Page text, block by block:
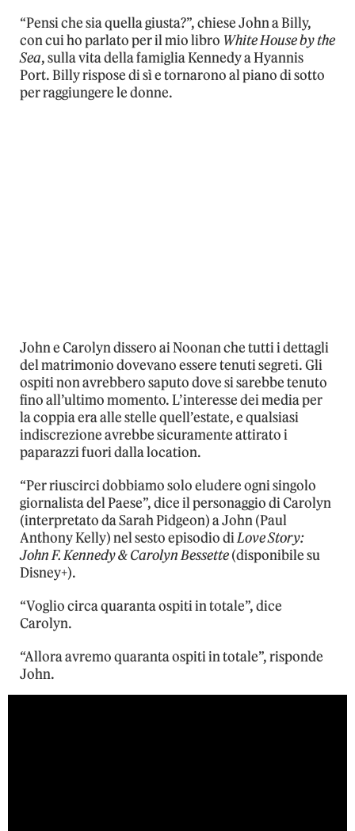
“Pensi che sia quella giusta?”, chiese John a Billy,
con cui ho parlato per il mio libro White House by the
Sea, sulla vita della famiglia Kennedy a Hyannis
Port. Billy rispose di sì e tornarono al piano di sotto
per raggiungere le donne.
John e Carolyn dissero ai Noonan che tutti i dettagli
del matrimonio dovevano essere tenuti segreti. Gli
ospiti non avrebbero saputo dove si sarebbe tenuto
fino all’ultimo momento. L’interesse dei media per
la coppia era alle stelle quell’estate, e qualsiasi
indiscrezione avrebbe sicuramente attirato i
paparazzi fuori dalla location.
“Per riuscirci dobbiamo solo eludere ogni singolo
giornalista del Paese”, dice il personaggio di Carolyn
(interpretato da Sarah Pidgeon) a John (Paul
Anthony Kelly) nel sesto episodio diLove Story:
John F. Kennedy & Carolyn Bessette(disponibile su
Disney+).
“Voglio circa quaranta ospiti in totale”, dice
Carolyn.
“Allora avremo quaranta ospiti in totale”, risponde
John.